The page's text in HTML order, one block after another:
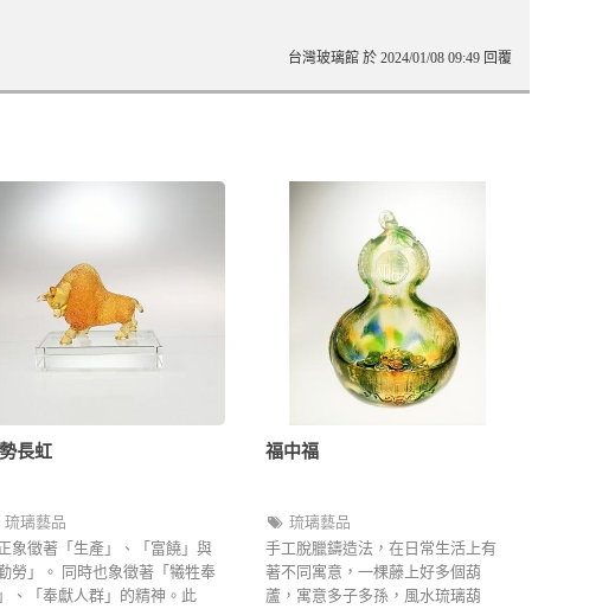
台灣玻璃館 於 2024/01/08 09:49 回覆
長虹
琉璃藝品
象徵著「生產」、「富饒」與
勤勞」。 同時也象徵著「犧牲奉
、「奉獻人群」的精神。此
福中福
琉璃藝品
手工脫臘鑄造法，在日常生活上有
著不同寓意，一棵藤上好多個葫
蘆，寓意多子多孫，風水琉璃葫